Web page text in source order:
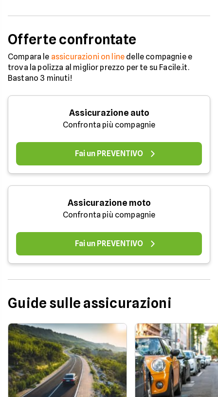
Offerte confrontate
Compara le assicurazioni on line delle compagnie e
trova la polizza al miglior prezzo per te su Facile.it.
Bastano 3 minuti!
Assicurazione auto
Confronta più compagnie
Fai un PREVENTIVO
Assicurazione moto
Confronta più compagnie
Fai un PREVENTIVO
Guide sulle assicurazioni